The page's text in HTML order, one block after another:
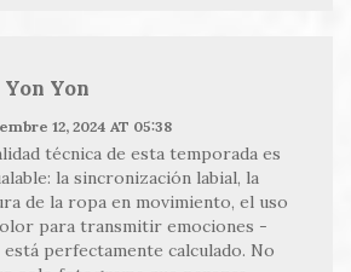
Yon
12, 2024 AT 05:38
técnica de esta temporada es
la sincronización labial, la
de la ropa en movimiento, el uso
para transmitir emociones -
perfectamente calculado. No